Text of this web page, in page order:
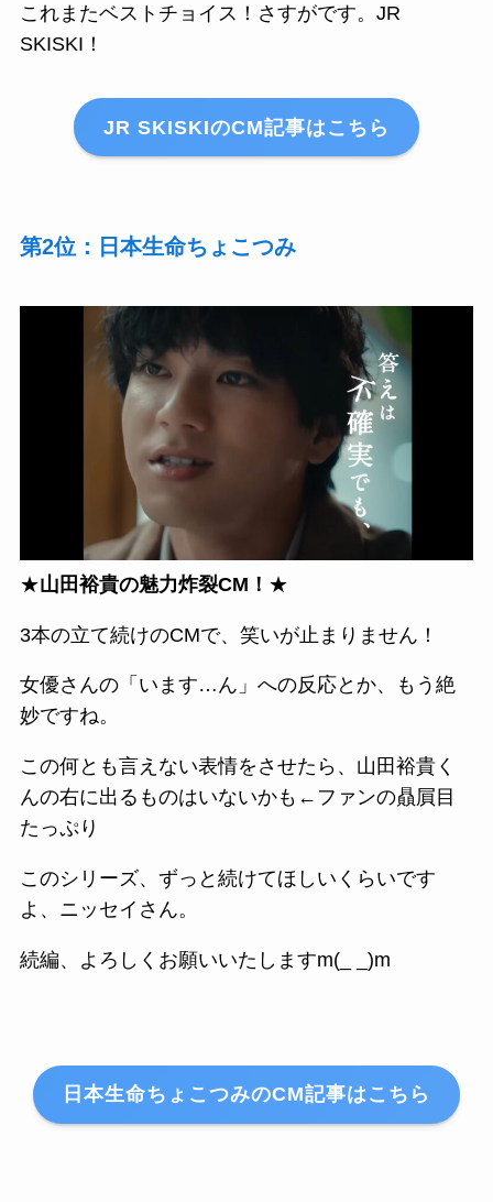
これまたベストチョイス！さすがです。JR
SKISKI！
JR SKISKIのCM記事はこちら
第2位：日本生命ちょこつみ
★山田裕貴の魅力炸裂CM！ ★
3本の立て続けのCMで、笑いが止まりません！
女優さんの「います…ん」への反応とか、もう絶
妙ですね。
この何とも言えない表情をさせたら、山田裕貴く
んの右に出るものはいないかも←ファンの贔屓目
たっぷり
このシリーズ、ずっと続けてほしいくらいです
よ、ニッセイさん。
続編、よろしくお願いいたしますm(_ _)m
日本生命ちょこつみのCM記事はこちら